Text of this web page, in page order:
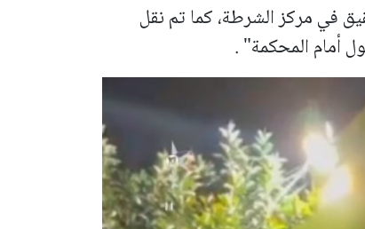
في مركز الشرطة، كما تم نقل
أمام المحكمة" .